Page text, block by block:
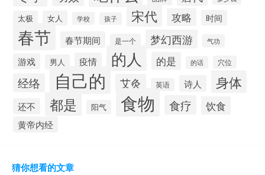
太极 女人 学校 孩子 宋代 攻略 时间
春节 春节期间 是一个 梦幻西游 气功
游戏 男人 疫情 的人 的是 的话 穴位
经络 自己的 艾灸 英语 诗人 身体
还不 都是 阳气 食物 食疗 饮食
黄帝内经
猜你想看的文章